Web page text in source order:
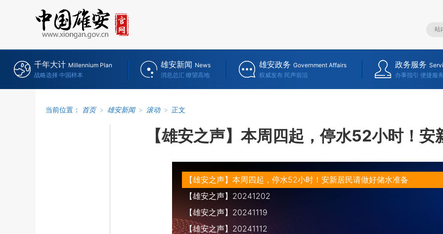
千年大计 Millennium Plan
战略选择 中国样本
雄安新闻 News
消息总汇 瞭望高地
雄安政务 Government Affairs
权威发布 民声前沿
政务服务
办事指引 便捷服
当前位置： 首页 > 雄安新闻 > 滚动 > 正文
【雄安之声】本周四起，停水52小时！
【雄安之声】本周四起，停水52小时！安新居民请做好储水准备
【雄安之声】20241202
【雄安之声】20241119
【雄安之声】20241112